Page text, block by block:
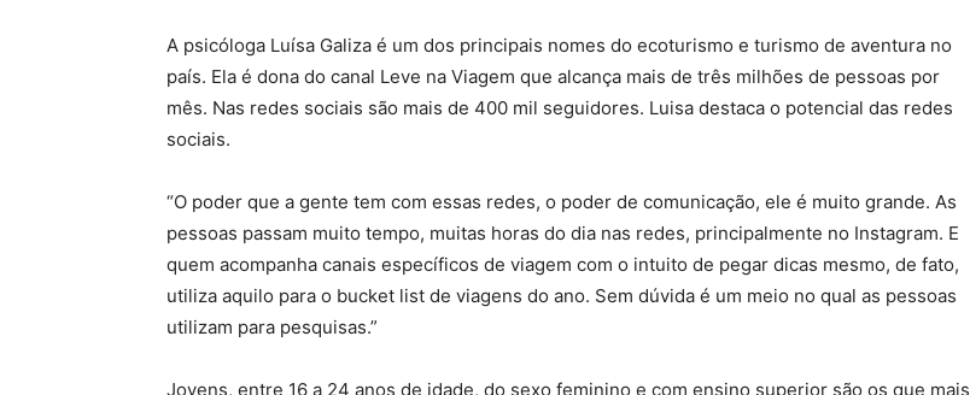
A psicóloga Luísa Galiza é um dos principais nomes do ecoturismo e turismo de aventura no
país. Ela é dona do canal Leve na Viagem que alcança mais de três milhões de pessoas por
mês. Nas redes sociais são mais de 400 mil seguidores. Luisa destaca o potencial das redes
sociais.
“O poder que a gente tem com essas redes, o poder de comunicação, ele é muito grande. As
pessoas passam muito tempo, muitas horas do dia nas redes, principalmente no Instagram. E
quem acompanha canais específicos de viagem com o intuito de pegar dicas mesmo, de fato,
utiliza aquilo para o bucket list de viagens do ano. Sem dúvida é um meio no qual as pessoas
utilizam para pesquisas.”
Jovens, entre 16 a 24 anos de idade, do sexo feminino e com ensino superior são os que mais